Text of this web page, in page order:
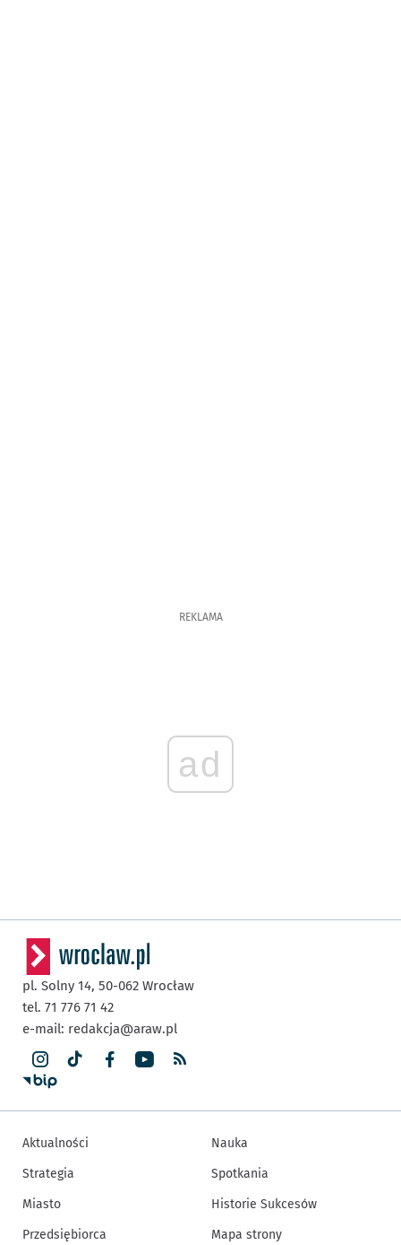
REKLAMA
ad
pl. Solny 14, 50-062 Wrocław
tel. 71 776 71 42
e-mail: redakcja@araw.pl
Aktualności
Strategia
Miasto
Przedsiębiorca
Nauka
Spotkania
Historie Sukcesów
Mapa strony